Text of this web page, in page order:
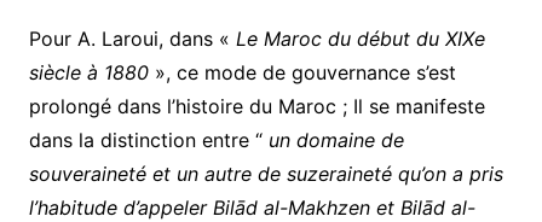
Pour A. Laroui, dans « Le Maroc du début du XIXe
siècle à 1880», ce mode de gouvernance s’est
prolongé dans l’histoire du Maroc ; Il se manifeste
dans la distinction entre “ un domaine de
souveraineté et un autre de suzeraineté qu’on a pris
l’habitude d’appeler Bilād al-Makhzen et Bilād al-